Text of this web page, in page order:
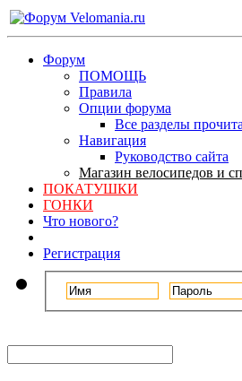
Форум
ПОМОЩЬ
Правила
Опции форума
Все разделы
Навигация
Руководство сайта
Магазин велосипедов и
ПОКАТУШКИ
ГОНКИ
Что нового?
Регистрация